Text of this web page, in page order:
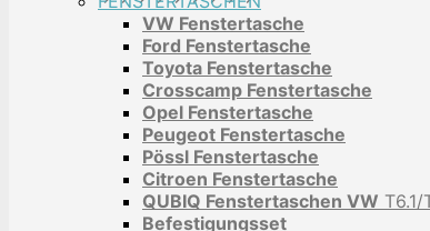
VW Fenstertasche
Ford Fenstertasche
Toyota Fenstertasche
Crosscamp Fenstertasche
Opel Fenstertasche
Peugeot Fenstertasche
Pössl Fenstertasche
Citroen Fenstertasche
QUBIQ Fenstertaschen VW
Befestigungsset